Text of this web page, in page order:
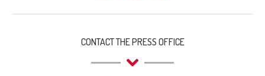
CONTACT THE PRESS OFFICE